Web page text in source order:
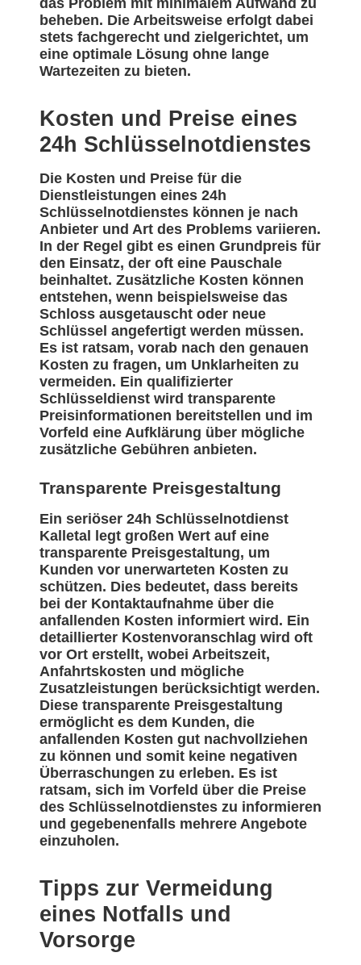
das Problem mit minimalem Aufwand zu
beheben. Die Arbeitsweise erfolgt dabei
stets fachgerecht und zielgerichtet, um
eine optimale Lösung ohne lange
Wartezeiten zu bieten.
Kosten und Preise eines
24h Schlüsselnotdienstes
Die Kosten und Preise für die
Dienstleistungen eines 24h
Schlüsselnotdienstes können je nach
Anbieter und Art des Problems variieren.
In der Regel gibt es einen Grundpreis für
den Einsatz, der oft eine Pauschale
beinhaltet. Zusätzliche Kosten können
entstehen, wenn beispielsweise das
Schloss ausgetauscht oder neue
Schlüssel angefertigt werden müssen.
Es ist ratsam, vorab nach den genauen
Kosten zu fragen, um Unklarheiten zu
vermeiden. Ein qualifizierter
Schlüsseldienst wird transparente
Preisinformationen bereitstellen und im
Vorfeld eine Aufklärung über mögliche
zusätzliche Gebühren anbieten.
Transparente Preisgestaltung
Ein seriöser 24h Schlüsselnotdienst
Kalletal legt großen Wert auf eine
transparente Preisgestaltung, um
Kunden vor unerwarteten Kosten zu
schützen. Dies bedeutet, dass bereits
bei der Kontaktaufnahme über die
anfallenden Kosten informiert wird. Ein
detaillierter Kostenvoranschlag wird oft
vor Ort erstellt, wobei Arbeitszeit,
Anfahrtskosten und mögliche
Zusatzleistungen berücksichtigt werden.
Diese transparente Preisgestaltung
ermöglicht es dem Kunden, die
anfallenden Kosten gut nachvollziehen
zu können und somit keine negativen
Überraschungen zu erleben. Es ist
ratsam, sich im Vorfeld über die Preise
des Schlüsselnotdienstes zu informieren
und gegebenenfalls mehrere Angebote
einzuholen.
Tipps zur Vermeidung
eines Notfalls und
Vorsorge